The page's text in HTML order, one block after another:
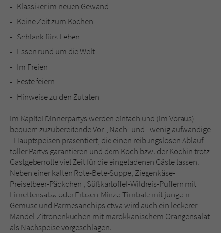
Klassiker im neuen Gewand
Keine Zeit zum Kochen
Schlank fürs Leben
Essen rund um die Welt
Im Freien
Feste feiern
Hinweise zu den Zutaten
Im Kapitel Dinnerpartys werden einfach und (im Voraus)
bequem zuzubereitende Vor-, Nach- und - wenig aufwändige
- Hauptspeisen präsentiert, die einen reibungslosen Ablauf
toller Partys garantieren und dem Koch bzw. der Köchin trotz
Gastgeberrolle viel Zeit für die eingeladenen Gäste lassen.
Neben einer kalten Rote-Bete-Suppe, Ziegenkäse-
Preiselbeer-Päckchen , Süßkartoffel-Wildreis-Puffern mit
Limettensalsa oder Erbsen-Minze-Timbale mit jungem
Gemüse und Parmesanchips etwa wird auch ein leckerer
Mandel-Zitronenkuchen mit marokkanischem Orangensalat
als Nachspeise vorgeschlagen.